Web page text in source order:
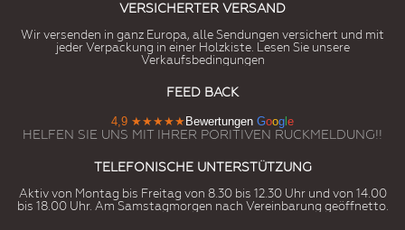
VERSICHERTER VERSAND
Wir versenden in ganz Europa, alle Sendungen versichert und mit
jeder Verpackung in einer Holzkiste. Lesen Sie unsere
Verkaufsbedingungen
FEED BACK
4,9 ★★★★★ Bewertungen Goog e
HELFEN SIE UNS MIT IHRER PORITIVEN RUCKMELDUNG!!
TELEFONISCHE UNTERSTÜTZUNG
Aktiv von Montag bis Freitag von 8.30 bis 12.30 Uhr und von 14.00
bis 18.00 Uhr. Am Samstagmorgen nach Vereinbarung geöffnetto.